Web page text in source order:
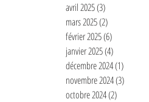
avril 2025(3)
mars 2025(2)
février 2025(6)
janvier 2025(4)
décembre 2024(1)
novembre 2024(3)
octobre 2024(2)